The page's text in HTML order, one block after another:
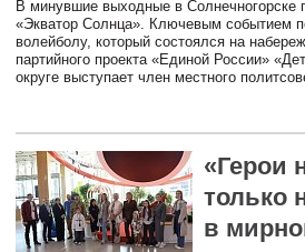
В минувшие выходные в
«Экватор Солнца». Ключевым событием
волейболу, который состоялся на
партийного проекта «Единой России»
округе выступает член местного
«Герои
только
в